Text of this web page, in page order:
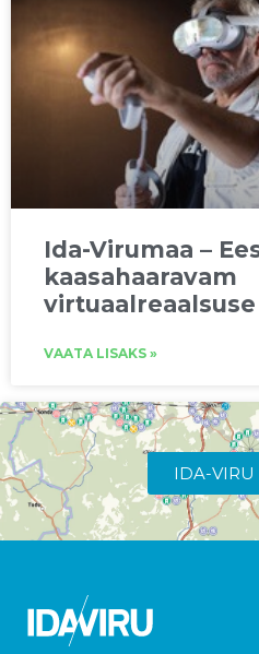
Ida-Virumaa –
kaasahaaravam
VAATA LISAKS »
IDA-VIRU